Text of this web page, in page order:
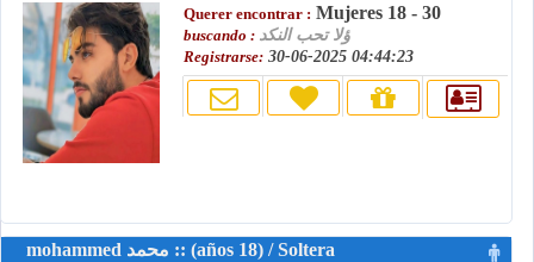
Querer encontrar : Mujeres 18 - 30
buscando : ؤلا تحب النكد
Registrarse: 30-06-2025 04:44:23
mohammed محمد :: (años 18) / Soltera